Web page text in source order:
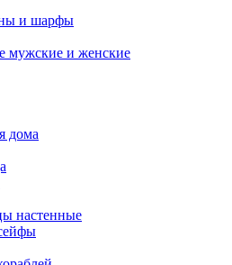
и шарфы
мужские и женские
дома
настенные